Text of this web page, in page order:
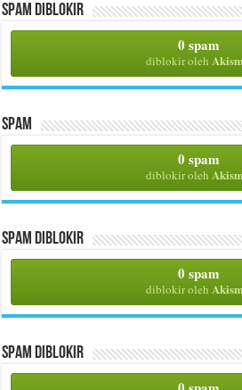
Spam Diblokir
0 spam
diblokir oleh
Spam
0 spam
diblokir oleh
Spam Diblokir
0 spam
diblokir oleh
Spam Diblokir